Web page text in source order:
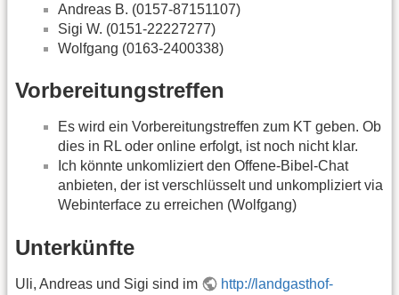
Andreas B. (0157-87151107)
Sigi W. (0151-22227277)
Wolfgang (0163-2400338)
Vorbereitungstreffen
Es wird ein Vorbereitungstreffen zum KT geben. Ob
dies in RL oder online erfolgt, ist noch nicht klar.
Ich könnte unkomliziert den Offene-Bibel-Chat
anbieten, der ist verschlüsselt und unkompliziert via
Webinterface zu erreichen (Wolfgang)
Unterkünfte
Uli, Andreas und Sigi sind im
http://landgasthof-